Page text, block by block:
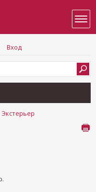
Вход
Экстерьер